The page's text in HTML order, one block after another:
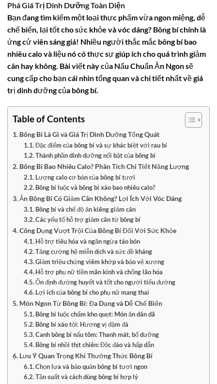
Phá Giá Trị Dinh Dưỡng Toàn Diện
Bạn đang tìm kiếm một loại thực phẩm vừa ngon miệng, dễ
chế biến, lại tốt cho sức khỏe và vóc dáng? Bông bíchính là
ứng cử viên sáng giá! Nhiều người thắc mắc bông bí bao
nhiêu calovà liệu nó có thực sự giúp ích cho quá trình giảm
cân hay không. Bài viết này của Nấu Chuẩn Ăn Ngon sẽ
cung cấp cho bạn cái nhìn tổng quan và chi tiết nhất về giá
trị dinh dưỡng của bông bí.
Table of Contents
Bông Bí Là Gì và Giá Trị Dinh Dưỡng Tổng Quát
Đặc điểm của bông bí và sự khác biệt với rau bí
Thành phần dinh dưỡng nổi bật của bông bí
Bông Bí Bao Nhiêu Calo? Phân Tích Chi Tiết Năng Lượng
Lượng calo cơ bản của bông bí tươi
Bông bí luộc và bông bí xào bao nhiêu calo?
Ăn Bông Bí Có Giảm Cân Không? Lợi Ích Với Vóc Dáng
Bông bí và chế độ ăn kiêng giảm cân
Các yếu tố hỗ trợ giảm cân từ bông bí
Công Dụng Vượt Trội Của Bông Bí Đối Với Sức Khỏe
Hỗ trợ tiêu hóa và ngăn ngừa táo bón
Tăng cường hệ miễn dịch và sức đề kháng
Giảm triệu chứng viêm khớp và bảo vệ xương
Hỗ trợ phụ nữ tiền mãn kinh và chống lão hóa
Ổn định đường huyết và tốt cho người tiểu đường
Lợi ích của bông bí cho phụ nữ mang thai
Món Ngon Từ Bông Bí: Đa Dạng và Dễ Chế Biến
Bông bí luộc chấm kho quẹt: Món ăn dân dã
Bông bí xào tỏi: Hương vị đậm đà
Canh bông bí nấu tôm: Thanh mát, bổ dưỡng
Bông bí nhồi thịt chiên: Độc đáo và hấp dẫn
Lưu Ý Quan Trọng Khi Thưởng Thức Bông Bí
Chọn lựa và bảo quản bông bí tươi ngon
Tần suất và cách dùng bông bí hợp lý